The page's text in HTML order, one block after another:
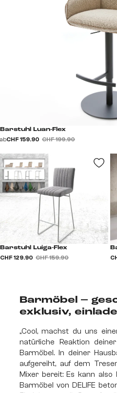
Barstuhl Luan-Flex
abCHF 159.90 CHF 199.90
Barstuhl Luiga-Flex
CHF 129.90 CHF 159.90
Barmöbel –
exklusiv,
„Cool, machst du uns
natürliche Reaktion
Barmöbel. In deiner
aufgereiht, auf dem
Mixer bereit: Es kann also
Barmöbel von DELIFE